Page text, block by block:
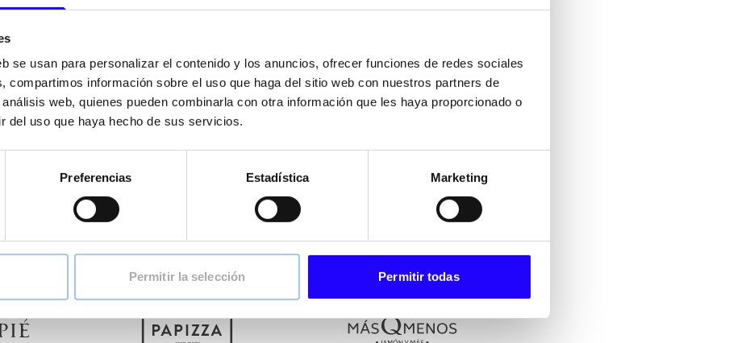
se usan para personalizar el contenido y los anuncios, ofrecer funciones de redes sociales
compartimos información sobre el uso que haga del sitio web con nuestros partners de
web, quienes pueden combinarla con otra información que les haya proporcionado o
del uso que haya hecho de sus servicios.
Preferencias Estadística Marketing
Permitir la selección Permitir todas
NUESTRAS
de marcas complementarias, modernas, con posicionamientos claros y diseñadas
a distintos momentos de consumo dentro de la restauración organizada.
& Bakery hasta restauración casual y urbana, cada marca combina identidad propia,
eficiencia operativa y capacidad de expansión.
coherente, pensado para atraer y satisfacer a los miles de clientes que visitan
nuestros establecimientos a diario.